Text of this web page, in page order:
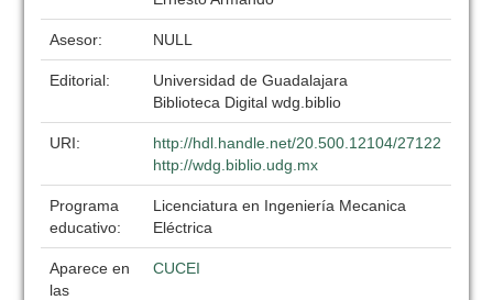
Asesor: NULL
Editorial:
Universidad de Guadalajara
Biblioteca Digital wdg.biblio
URI:
http://hdl.handle.net/20.500.12104/27122
http://wdg.biblio.udg.mx
Programa
educativo:
Licenciatura en Ingeniería Mecanica
Eléctrica
Aparece en
las
CUCEI